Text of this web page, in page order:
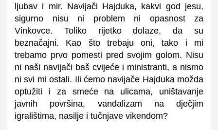
ljubav i mir. Navijači Hajduka, kakvi god jesu,
sigurno nisu ni problem ni opasnost za
Vinkovce. Toliko rijetko dolaze, da su
beznačajni. Kao što trebaju oni, tako i mi
trebamo prvo pomesti pred svojim golom. Nisu
ni naši navijači baš cvijeće i ministranti, a nismo
ni svi mi ostali. Ili ćemo navijače Hajduka možda
optužiti i za smeće na ulicama, uništavanje
javnih površina, vandalizam na dječjim
igralištima, nasilje i tučnjave vikendom?